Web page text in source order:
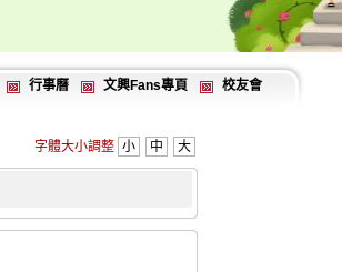
行事曆 文興Fans專頁 校友會
字體大小調整 小 中 大